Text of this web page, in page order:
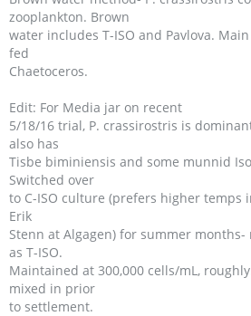
zooplankton. Brown
water includes T-ISO and Pavlova.
fed
Chaetoceros.
Edit: For Media jar on recent
5/18/16 trial, P. crassirostris is
also has
Tisbe biminiensis and some munnid
Switched over
to C-ISO culture (prefers higher temps
Erik
Stenn at Algagen) for summer
as T-ISO.
Maintained at 300,000 cells/mL,
mixed in prior
to settlement.